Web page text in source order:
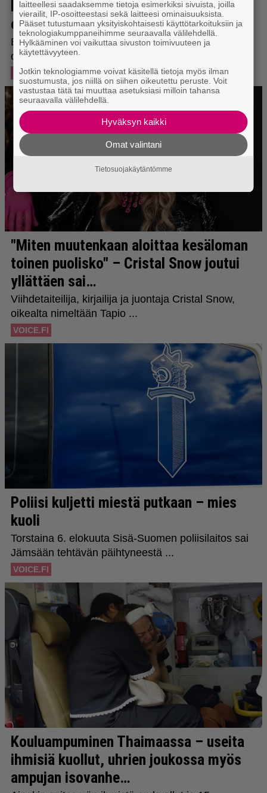
laitteellesi saadaksemme tietoja esimerkiksi sivuista, joilla
vierailit, IP-osoitteestasi sekä laitteesi ominaisuuksista.
Pääset tutustumaan yksityiskohtaisesti käyttötarkoituksiin ja
teknologiakumppaneihimme seuraavalla välilehdellä.
Hylkääminen voi vaikuttaa sivuston toimivuuteen ja
käytettävyyteen.
Jotkin teknologiamme voivat käsitellä tietoja myös ilman
suostumusta, jos niillä on siihen oikeutettu peruste. Voit
vastustaa tätä tai muuttaa asetuksiasi milloin tahansa
seuraavalla välilehdellä.
Hyväksyn kaikki
Omat valintani
Tietosuojakäytäntömme